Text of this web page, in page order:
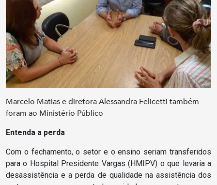
Marcelo Matias e diretora Alessandra Felicetti também
foram ao Ministério Público
Entenda a perda
Com o fechamento, o setor e o ensino seriam transferidos
para o Hospital Presidente Vargas (HMIPV) o que levaria a
desassistência e a perda de qualidade na assistência dos